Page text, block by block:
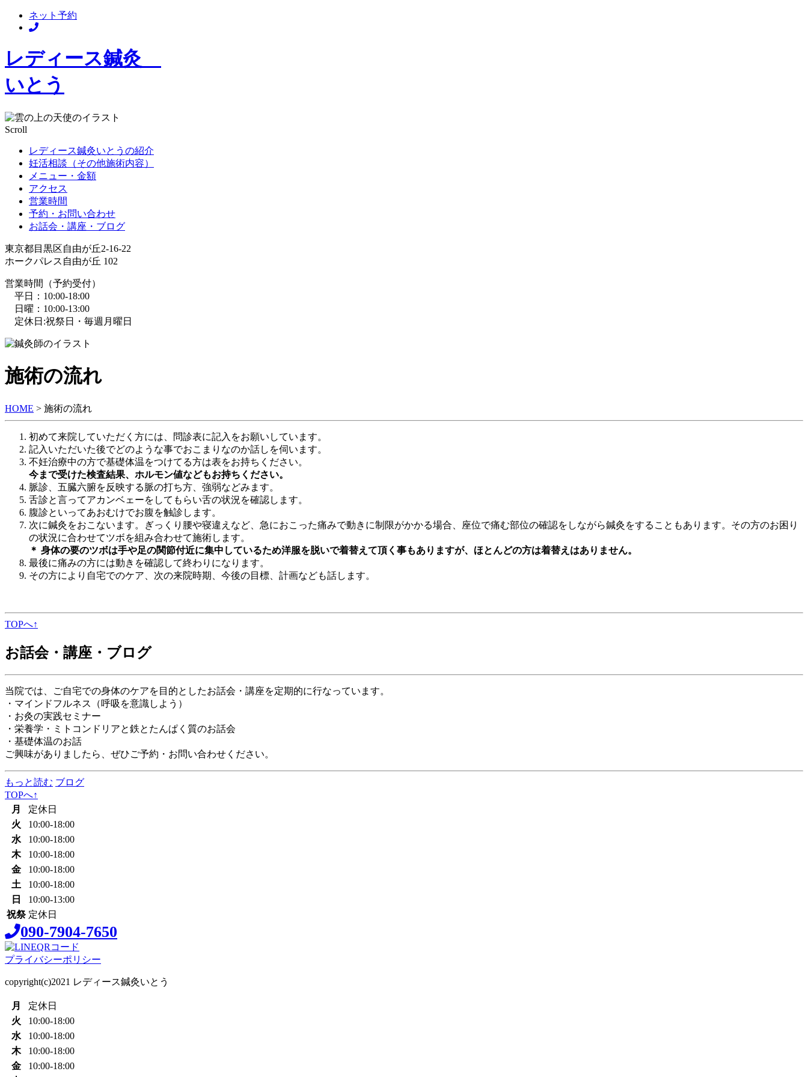
ネット予約
レディース鍼灸
いとう
Scroll
レディース鍼灸いとうの紹介
妊活相談（その他施術内容）
メニュー・金額
アクセス
営業時間
予約・お問い合わせ
お話会・講座・ブログ
東京都目黒区自由が丘2-16-22
ホークパレス自由が丘 102
営業時間（予約受付）
平日：10:00-18:00
日曜：10:00-13:00
定休日:祝祭日・毎週月曜日
施術の流れ
HOME > 施術の流れ
初めて来院していただく方には、問診表に記入をお願いしています。
記入いただいた後でどのような事でおこまりなのか話しを伺います。
不妊治療中の方で基礎体温をつけてる方は表をお持ちください。
今まで受けた検査結果、ホルモン値などもお持ちください。
脈診、五臓六腑を反映する脈の打ち方、強弱などみます。
舌診と言ってアカンベェーをしてもらい舌の状況を確認します。
腹診といってあおむけでお腹を触診します。
次に鍼灸をおこないます。ぎっくり腰や寝違えなど、急におこった痛みで動きに制限がかかる場合、座位で痛む部位の確認をしながら鍼灸をすることもあります。その方のお困り
の状況に合わせてツボを組み合わせて施術します。
＊ 身体の要のツボは手や足の関節付近に集中しているため洋服を脱いで着替えて頂く事もありますが、ほとんどの方は着替えはありません。
最後に痛みの方には動きを確認して終わりになります。
その方により自宅でのケア、次の来院時期、今後の目標、計画なども話します。
TOPへ↑
お話会・講座・ブログ
当院では、ご自宅での身体のケアを目的としたお話会・講座を定期的に行なっています。
・マインドフルネス（呼吸を意識しよう）
・お灸の実践セミナー
・栄養学・ミトコンドリアと鉄とたんぱく質のお話会
・基礎体温のお話
ご興味がありましたら、ぜひご予約・お問い合わせください。
もっと読む ブログ
TOPへ↑
月
定休日
火
10:00-18:00
水
10:00-18:00
木
10:00-18:00
金
10:00-18:00
土
10:00-18:00
日
10:00-13:00
祝祭 定休日
090-7904-7650
プライバシーポリシー
copyright(c)2021 レディース鍼灸いとう
月
定休日
火
10:00-18:00
水
10:00-18:00
木
10:00-18:00
金
10:00-18:00